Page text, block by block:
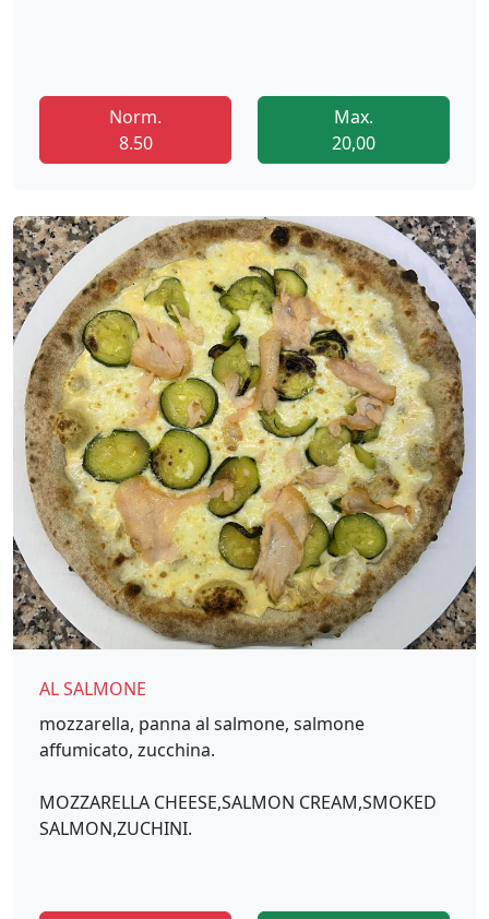
Norm.
8.50
Max.
20,00
AL SALMONE
mozzarella, panna al salmone, salmone
affumicato, zucchina.
MOZZARELLA CHEESE,SALMON CREAM,SMOKED
SALMON,ZUCHINI.